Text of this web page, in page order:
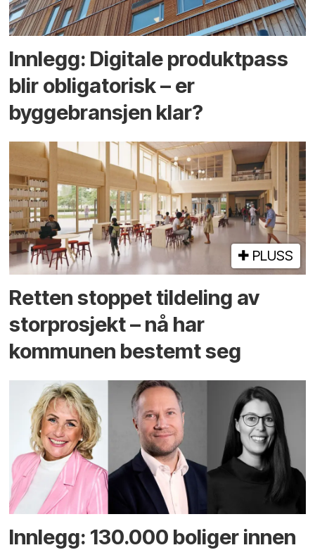
Innlegg: Digitale produktpass
blir obligatorisk – er
byggebransjen klar?
PLUSS
Retten stoppet tildeling av
storprosjekt – nå har
kommunen bestemt seg
Innlegg: 130.000 boliger innen